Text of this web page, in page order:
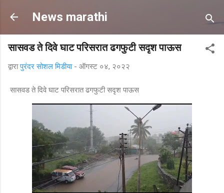
मुख्य सामग्रीवर वगळा
News marathi
सासवड ते दिवे घाट परिसरात ढगफुटी सदृश पाऊस
द्वारापुरंदर सोशल मिडीया - ऑगस्ट ०४, २०२२
सासवड ते दिवे घाट परिसरात ढगफुटी सदृश पाऊस